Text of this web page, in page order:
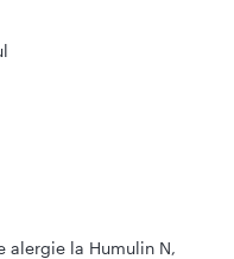
alergie la Humulin N,